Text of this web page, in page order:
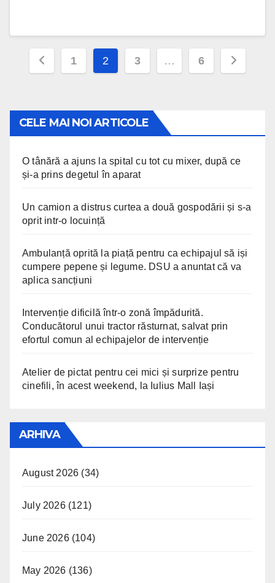
Posts
1 2 3 … 6
CELE MAI NOI ARTICOLE
O tânără a ajuns la spital cu tot cu mixer, după ce
și-a prins degetul în aparat
Un camion a distrus curtea a două gospodării și s-a
oprit intr-o locuință
Ambulanță oprită la piață pentru ca echipajul să iși
cumpere pepene și legume. DSU a anuntat că va
aplica sancțiuni
Intervenție dificilă într-o zonă împădurită.
Conducătorul unui tractor răsturnat, salvat prin
efortul comun al echipajelor de intervenție
Atelier de pictat pentru cei mici și surprize pentru
cinefili, în acest weekend, la Iulius Mall Iași
ARHIVA
August 2026 (34)
July 2026(121)
June 2026(104)
May 2026 (136)